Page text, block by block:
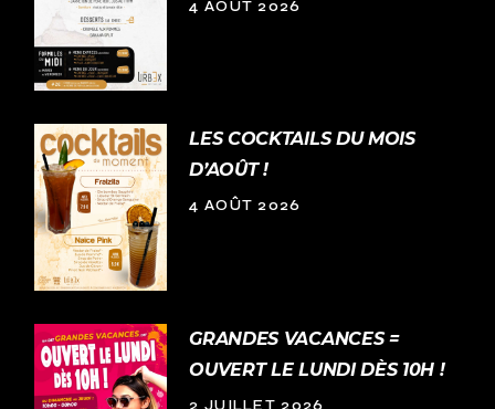
4 AOÛT 2026
LES COCKTAILS DU MOIS
D’AOÛT !
4 AOÛT 2026
GRANDES VACANCES =
OUVERT LE LUNDI DÈS 10H !
2 JUILLET 2026